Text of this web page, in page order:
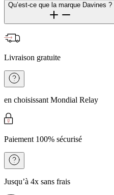
Qu’est-ce que la marque Davines ?
Livraison gratuite
en choisissant Mondial Relay
Paiement 100% sécurisé
Jusqu’à 4x sans frais